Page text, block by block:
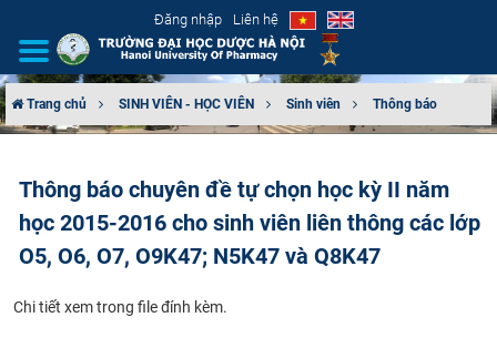
Đăng nhập Liên hệ
CƠ CẤU TỔ CHỨC
TUYỂN SINH
ĐÀO TẠO
Trang chủ SINH VIÊN - HỌC VIÊN Sinh viên Thông báo
Thông báo chuyên đề tự chọn học kỳ II năm
học 2015-2016 cho sinh viên liên thông các lớp
O5, O6, O7, O9K47; N5K47 và Q8K47
Chi tiết xem trong file đính kèm.